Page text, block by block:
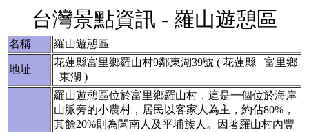
台灣景點資訊 - 羅山遊憩區
名稱 羅山遊憩區
地址
花蓮縣富里鄉羅山村9鄰東湖39號 ( 花蓮縣 富里鄉
東湖 )
羅山遊憩區位於富里鄉羅山村，這是一個位於海岸
山脈旁的小農村，居民以客家人為主，約佔80%，
其餘20%則為閩南人及平埔族人。因著羅山村內豐